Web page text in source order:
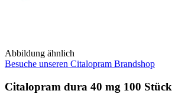
Abbildung ähnlich
Besuche unseren Citalopram Brandshop
Citalopram dura 40 mg 100 Stück